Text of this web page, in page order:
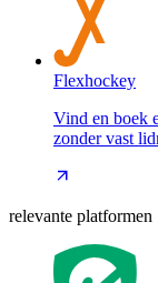
Flexhockey
Vind en boek
zonder vast
relevante platformen